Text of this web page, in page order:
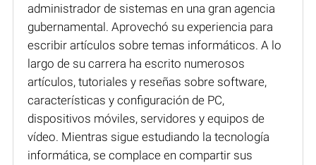
administrador de sistemas en una gran agencia
gubernamental. Aprovechó su experiencia para
escribir artículos sobre temas informáticos. A lo
largo de su carrera ha escrito numerosos
artículos, tutoriales y reseñas sobre software,
características y configuración de PC,
dispositivos móviles, servidores y equipos de
vídeo. Mientras sigue estudiando la tecnología
informática, se complace en compartir sus